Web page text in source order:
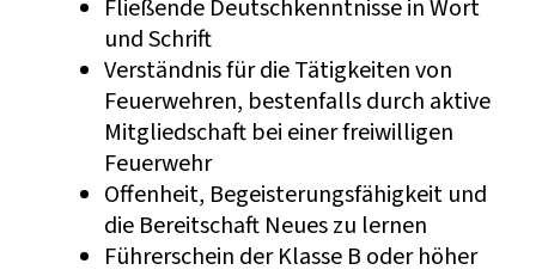
Fließende Deutschkenntnisse in Wort
und Schrift
Verständnis für die Tätigkeiten von
Feuerwehren, bestenfalls durch aktive
Mitgliedschaft bei einer freiwilligen
Feuerwehr
Offenheit, Begeisterungsfähigkeit und
die Bereitschaft Neues zu lernen
Führerschein der Klasse B oder höher